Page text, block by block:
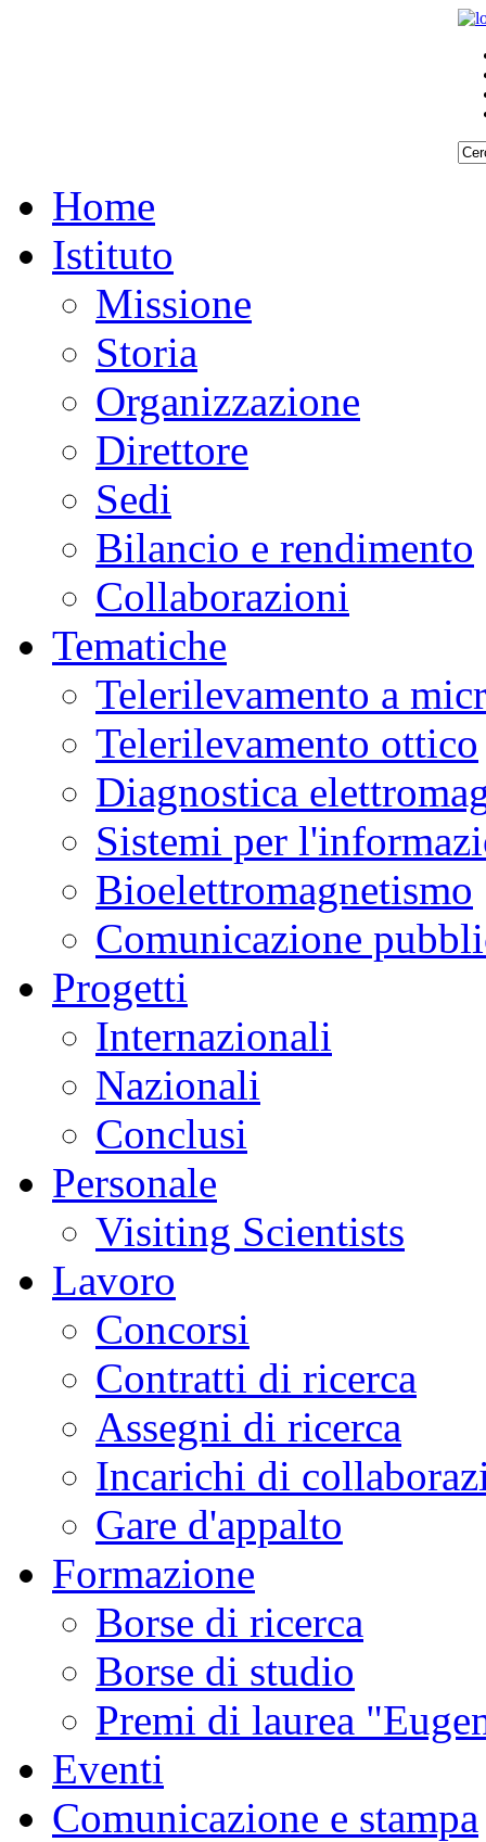
Home
Istituto
Missione
Storia
Organizzazione
Direttore
Sedi
Bilancio e rendimento
Collaborazioni
Tematiche
Telerilevamento a
Telerilevamento ottico
Diagnostica
Sistemi per
Bioelettromagnetismo
Comunicazione
Progetti
Internazionali
Nazionali
Conclusi
Personale
Visiting Scientists
Lavoro
Concorsi
Contratti di ricerca
Assegni di ricerca
Incarichi di
Gare d'appalto
Formazione
Borse di ricerca
Borse di studio
Premi di laurea
Eventi
Comunicazione e stampa